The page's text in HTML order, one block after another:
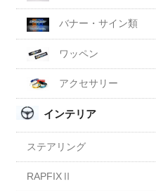
バナー・サイン類
ワッペン
アクセサリー
インテリア
ステアリング
RAPFIXⅡ